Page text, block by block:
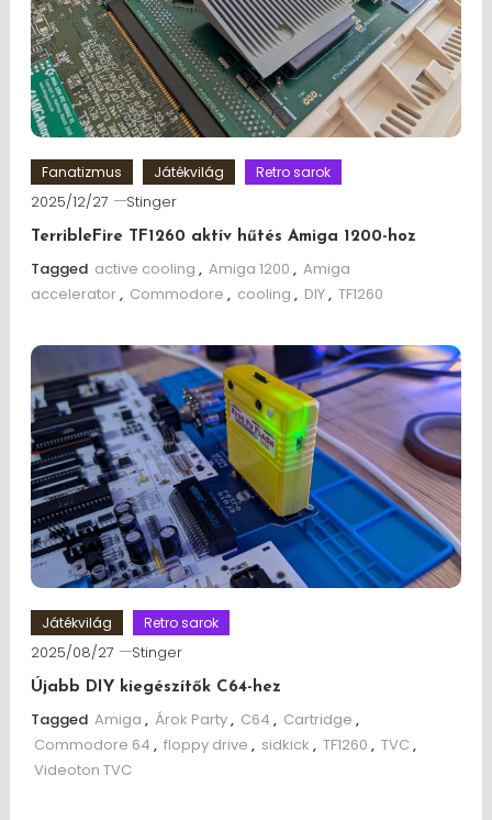
Fanatizmus Játékvilág Retro sarok
2025/12/27 Stinger
TerribleFire TF1260 aktív hűtés Amiga 1200-hoz
Tagged active cooling , Amiga 1200 , Amiga
accelerator, Commodore , cooling , DIY, TF1260
Játékvilág Retro sarok
2025/08/27 Stinger
Újabb DIY kiegészítők C64-hez
Tagged Amiga , Árok Party, C64 , Cartridge ,
Commodore 64 , floppy drive , sidkick , TF1260 , TVC ,
Videoton TVC